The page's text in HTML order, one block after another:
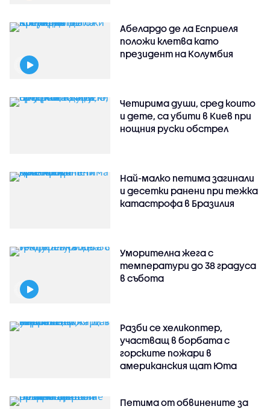
Абелардо де ла Есприеля
положи клетва като
президент на Колумбия
Четирима души, сред които
и дете, са убити в Киев при
нощния руски обстрел
Най-малко петима загинали
и десетки ранени при тежка
катастрофа в Бразилия
Уморителна жега с
температури до 38 градуса
в събота
Разби се хеликоптер,
участващ в борбата с
горските пожари в
американския щат Юта
Петима от обвинените за